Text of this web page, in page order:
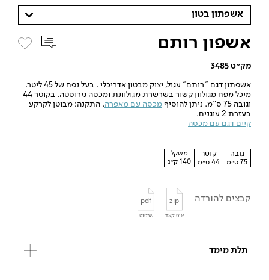
אשפתון בטון
אשפון רותם
מק״ט 3485
אשפתון דגם “רותם” עגול, יצוק מבטון אדריכלי . בעל נפח של 45 ליטר.
מיכל מפח מגולוון קשור בשרשרת מגולוונת ומכסה נירוסטה. בקוטר 44
וגובה 75 ס”מ. ניתן להוסיף
מכסה עם מאפרה. התקנה: מבוטן לקרקע
בעזרת 2 עוגנים.
קיים דגם עם מכסה
גובה
75 ס״מ
קוטר
44 ס״מ
משקל
140 ק״ג
קבצים להורדה zip
אוטוקאד
pdf
שרטוט
תלת מימד